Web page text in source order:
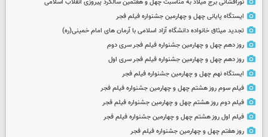
نورافشانی برج میلاد به مناسبت چهل‌ و هفتمین سالگرد پیروزی انقلاب اسلامی
ایستگاه پایانی چهل و چهارمین جشنواره فیلم فجر
تجدید میثاق خانواده دانشگاه آزاد اسلامی با آرمان های امام خمینی(ره)
روز دهم چهل و چهارمین جشنواره فیلم فجر سری دوم
روز دهم چهل و چهارمین جشنواره فیلم فجر سری اول
ایستگاه نهم چهل و چهارمین جشنواره فیلم فجر
فیلم سوم روز هشتم چهل و چهارمین جشنواره فیلم فجر
فیلم دوم روز هشتم چهل و چهارمین جشنواره فیلم فجر
فیلم اول روز هشتم چهل و چهارمین جشنواره فیلم فجر
روز هفتم چهل و چهارمین جشنواره فیلم فجر